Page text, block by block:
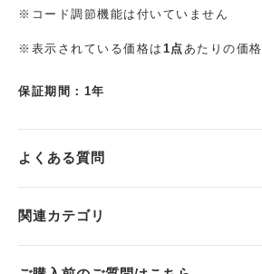
※コード調節機能は付いていません
※表示されている価格は 1点あたりの価
保証期間：1年
よくある質問
関連カテゴリ